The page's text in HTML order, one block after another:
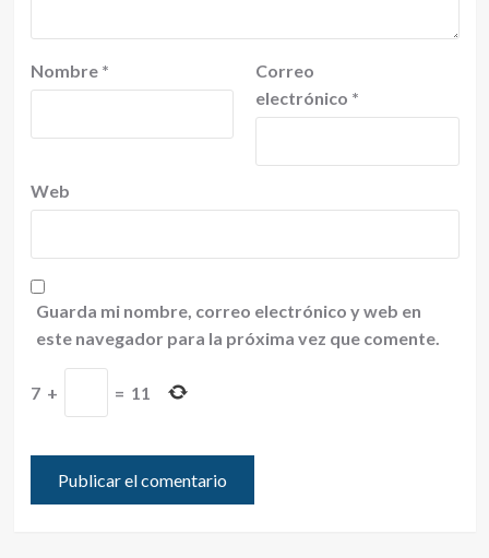
Nombre *
Correo
electrónico *
Web
Guarda mi nombre, correo electrónico y web en
este navegador para la próxima vez que comente.
7 + = 11